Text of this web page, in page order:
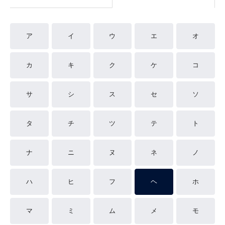
ア イ ウ エ オ
カ キ ク ケ コ
サ シ ス セ ソ
タ チ ツ テ ト
ナ ニ ヌ ネ ノ
ハ ヒ フ ヘ ホ
マ ミ ム メ モ